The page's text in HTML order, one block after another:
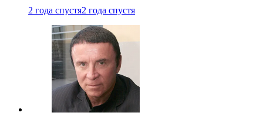
2 года спустя2 года спустя